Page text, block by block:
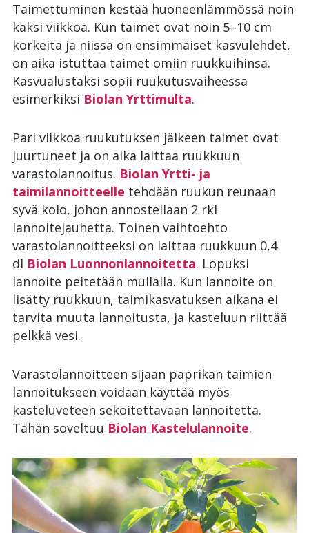
Taimettuminen kestää huoneenlämmössä noin
kaksi viikkoa. Kun taimet ovat noin 5–10 cm
korkeita ja niissä on ensimmäiset kasvulehdet,
on aika istuttaa taimet omiin ruukkuihinsa.
Kasvualustaksi sopii ruukutusvaiheessa
esimerkiksi Biolan Yrttimulta.
Pari viikkoa ruukutuksen jälkeen taimet ovat
juurtuneet ja on aika laittaa ruukkuun
varastolannoitus. Biolan Yrtti- ja
taimilannoitteelle tehdään ruukun reunaan
syvä kolo, johon annostellaan 2 rkl
lannoitejauhetta. Toinen vaihtoehto
varastolannoitteeksi on laittaa ruukkuun 0,4
dl Biolan Luonnonlannoitetta. Lopuksi
lannoite peitetään mullalla. Kun lannoite on
lisätty ruukkuun, taimikasvatuksen aikana ei
tarvita muuta lannoitusta, ja kasteluun riittää
pelkkä vesi.
Varastolannoitteen sijaan paprikan taimien
lannoitukseen voidaan käyttää myös
kasteluveteen sekoitettavaan lannoitetta.
Tähän soveltuu Biolan Kastelulannoite.